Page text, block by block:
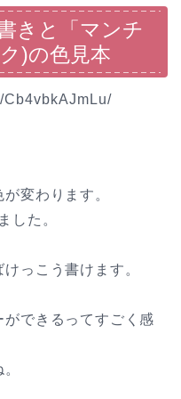
きと「マンチ
)の色見本
Cb4vbkAJmLu/
変わります。
した。
っこう書けます。
できるってすごく感